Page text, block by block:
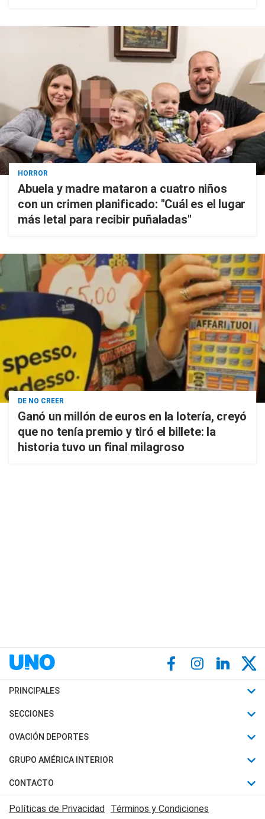
HORROR
Abuela y madre mataron a cuatro niños
con un crimen planificado: "Cuál es el lugar
más letal para recibir puñaladas"
DE NO CREER
Ganó un millón de euros en la lotería, creyó
que no tenía premio y tiró el billete: la
historia tuvo un final milagroso
PRINCIPALES
Últimas Noticias
Política
Judiciales
Economia
SECCIONES
Horóscopo
Motores
Trucos caseros
Series y Películas
OVACIÓN DEPORTES
Fútbol
Mundial
Automovilismo
Rugby
GRUPO AMÉRICA INTERIOR
Canal 7 en Vivo
CONTACTO
Acerca de Nosotros
Políticas de Privacidad Términos y Condiciones